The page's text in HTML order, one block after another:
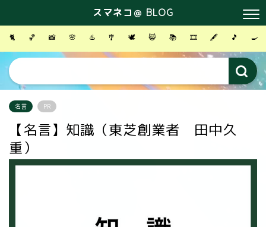
スマネコ＠ BLOG
🐈 🏀 📸 🌸 ♨️ 🎐 🕊 😸 📚 🎞 🖋 🎵 🍳
名言 PR
【名言】知識（東芝創業者 田中久
重）